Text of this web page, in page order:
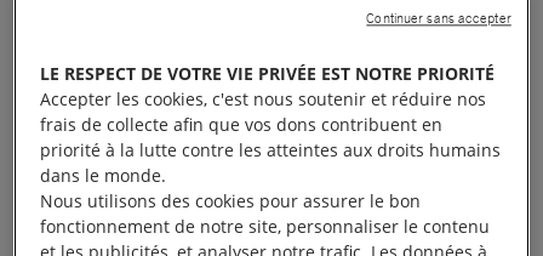
LE RESPECT DE VOTRE VIE PRIVÉE EST NOTRE PRIORITÉ
Accepter les cookies, c'est nous soutenir et réduire nos
frais de collecte afin que vos dons contribuent en
priorité à la lutte contre les atteintes aux droits humains
dans le monde.
Nous utilisons des cookies pour assurer le bon
fonctionnement de notre site, personnaliser le contenu
Continuer sans accepter